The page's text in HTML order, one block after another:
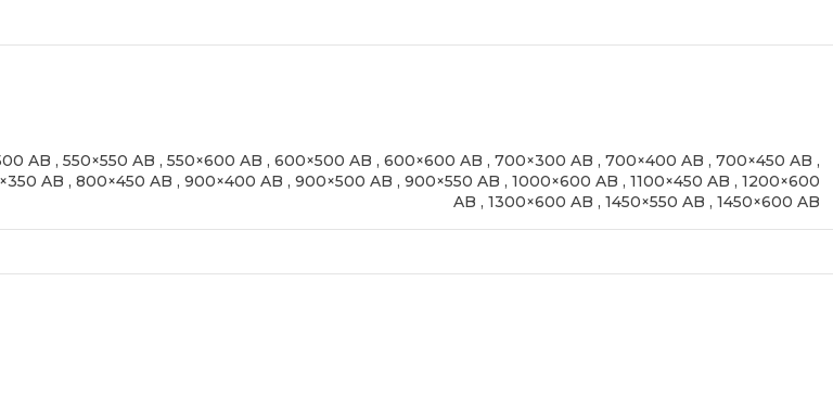
AB , 550×550 AB , 550×600 AB , 600×500 AB , 600×600 AB , 700×300 AB , 700×400 AB , 700×450 AB ,
AB , 800×450 AB , 900×400 AB , 900×500 AB , 900×550 AB , 1000×600 AB , 1100×450 AB , 1200×600
AB , 1300×600 AB , 1450×550 AB , 1450×600 AB